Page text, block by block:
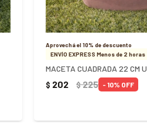
Aprovechá el 10% de descuento
ENVÍO EXPRESS Menos de 2 horas
MACETA CUADRADA 22 CM
$ 202 $225 10